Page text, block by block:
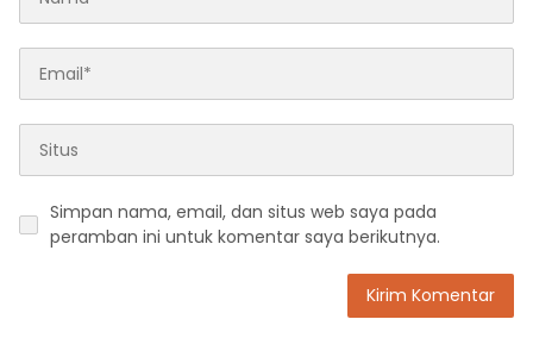
Simpan nama, email, dan situs web saya pada
peramban ini untuk komentar saya berikutnya.